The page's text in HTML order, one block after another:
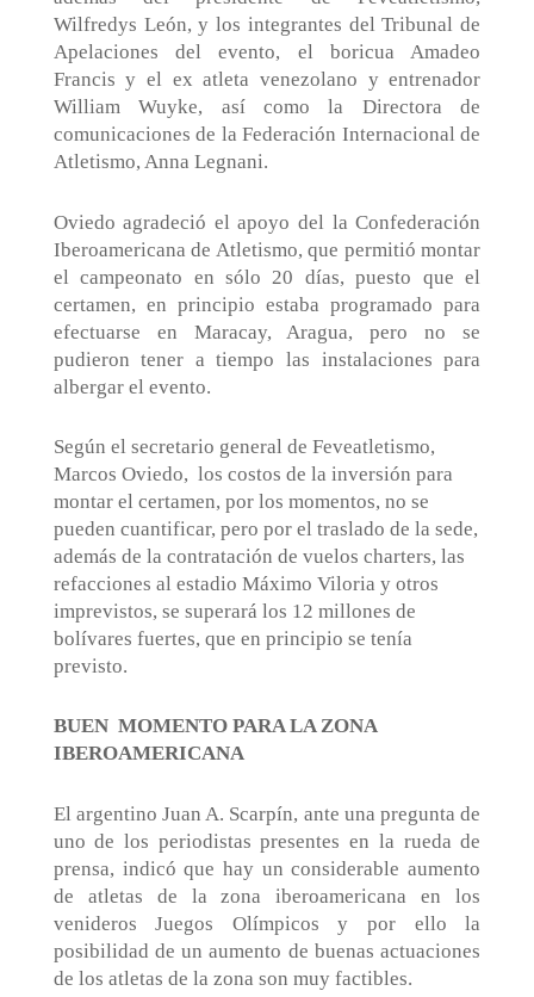
Wilfredys León, y los integrantes del Tribunal de
Apelaciones del evento, el boricua Amadeo
Francis y el ex atleta venezolano y entrenador
William Wuyke, así como la Directora de
comunicaciones de la Federación Internacional de
Atletismo, Anna Legnani.
Oviedo agradeció el apoyo del la Confederación
Iberoamericana de Atletismo, que permitió montar
el campeonato en sólo 20 días, puesto que el
certamen, en principio estaba programado para
efectuarse en Maracay, Aragua, pero no se
pudieron tener a tiempo las instalaciones para
albergar el evento.
Según el secretario general de Feveatletismo,
Marcos Oviedo, los costos de la inversión para
montar el certamen, por los momentos, no se
pueden cuantificar, pero por el traslado de la sede,
además de la contratación de vuelos charters, las
refacciones al estadio Máximo Viloria y otros
imprevistos, se superará los 12 millones de
bolívares fuertes, que en principio se tenía
previsto.
BUEN MOMENTO PARA LA ZONA
IBEROAMERICANA
El argentino Juan A. Scarpín, ante una pregunta de
uno de los periodistas presentes en la rueda de
prensa, indicó que hay un considerable aumento
de atletas de la zona iberoamericana en los
venideros Juegos Olímpicos y por ello la
posibilidad de un aumento de buenas actuaciones
de los atletas de la zona son muy factibles.